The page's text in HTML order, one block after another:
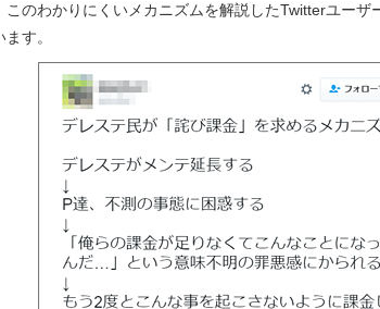
このわかりにくいメカニズムを解説したTwitterユーザ
す。